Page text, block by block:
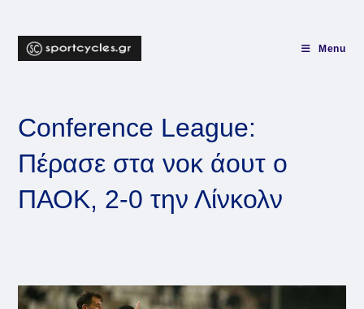
content
Menu
Conference League:
Πέρασε στα νοκ άουτ ο
ΠΑΟΚ, 2-0 την Λίνκολν